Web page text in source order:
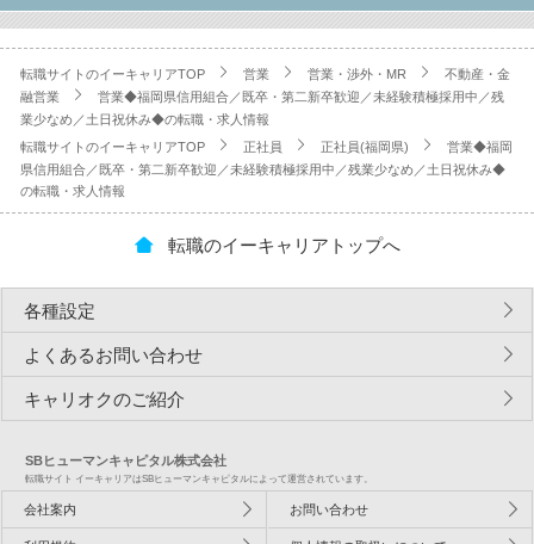
転職サイトのイーキャリアTOP 営業 営業・渉外・MR
不動産・金
融営業
営業◆福岡県信用組合／既卒・第二新卒歓迎／未経験積極採用中／残
業少なめ／土日祝休み◆の転職・求人情報
転職サイトのイーキャリアTOP
正社員 正社員(福岡県)
営業◆福岡
県信用組合／既卒・第二新卒歓迎／未経験積極採用中／残業少なめ／土日祝休み◆
の転職・求人情報
転職のイーキャリアトップへ
各種設定
よくあるお問い合わせ
キャリオクのご紹介
SBヒューマンキャピタル株式会社
転職サイト イーキャリアはSBヒューマンキャピタルによって運営されています。
会社案内 お問い合わせ